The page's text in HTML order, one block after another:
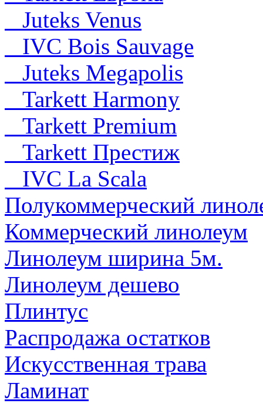
Juteks Venus
IVC Bois Sauvage
Juteks Megapolis
Tarkett Harmony
Tarkett Premium
Tarkett Престиж
IVC La Scala
Полукоммерческий
Коммерческий линолеум
Линолеум ширина 5м.
Линолеум дешево
Плинтус
Распродажа остатков
Искусственная трава
Ламинат